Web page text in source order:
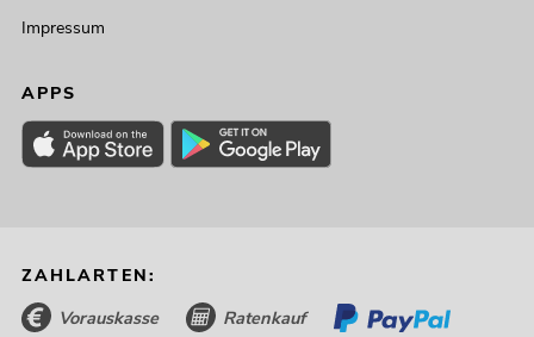
Impressum
APPS
ZAHLARTEN:
Vorauskasse Ratenkauf